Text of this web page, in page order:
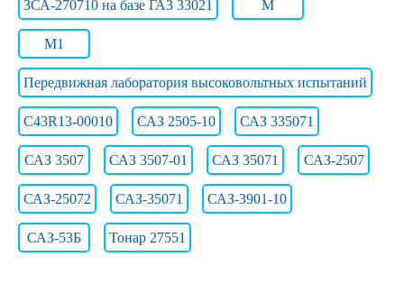
ЗСА-270710 на базе ГАЗ 33021 М
М1
Передвижная лаборатория высоковольтных испытаний
С43R13-00010 САЗ 2505-10 САЗ 335071
САЗ 3507 САЗ 3507-01 САЗ 35071 САЗ-2507
САЗ-25072 САЗ-35071 САЗ-3901-10
САЗ-53Б Тонар 27551